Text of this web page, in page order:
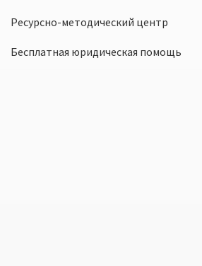
Ресурсно-методический центр
Бесплатная юридическая помощь